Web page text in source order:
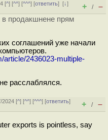
[^] [^^] [^^^] [ответить][↓]
+ / –
продакшнене прям
соглашений уже начали
article/2436023-multiple-
расслаблялся.
2024 [^] [^^] [^^^] [ответить]
+ / –
exports is pointless, say